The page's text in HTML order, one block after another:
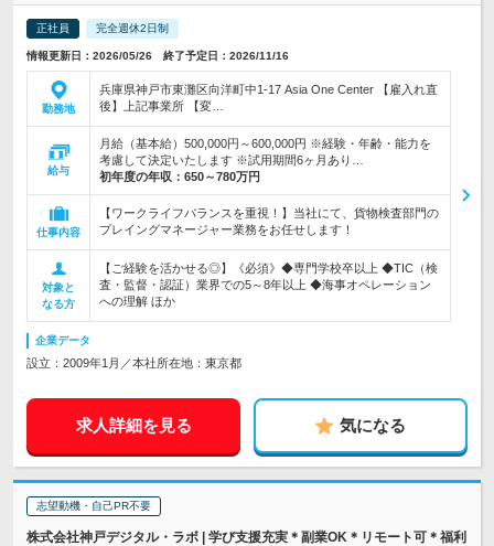
正社員 完全週休2日制
情報更新日：2026/05/26 終了予定日：2026/11/16
勤務地
兵庫県神戸市東灘区向洋町中1-17 Asia One Center 【雇入れ直
後】上記事業所 【変…
給与
月給（基本給）500,000円～600,000円 ※経験・年齢・能力を
考慮して決定いたします ※試用期間6ヶ月あり…
初年度の年収： 650～780万円
仕事内容
【ワークライフバランスを重視！】当社にて、貨物検査部門の
プレイングマネージャー業務をお任せします！
対象と
なる方
【ご経験を活かせる◎】《必須》◆専門学校卒以上 ◆TIC（検
査・監督・認証）業界での5～8年以上 ◆海事オペレーション
への理解 ほか
企業データ
設立：2009年1月／本社所在地：東京都
求人詳細を見る 気になる
志望動機・自己PR不要
株式会社神戸デジタル・ラボ | 学び支援充実＊副業OK＊リモート可＊福利